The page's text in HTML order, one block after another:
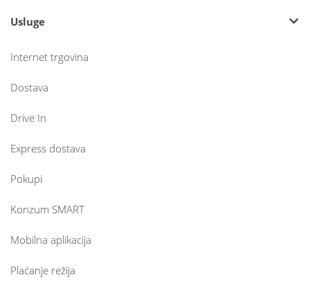
Usluge
Internet trgovina
Dostava
Drive In
Express dostava
Pokupi
Konzum SMART
Mobilna aplikacija
Plaćanje režija